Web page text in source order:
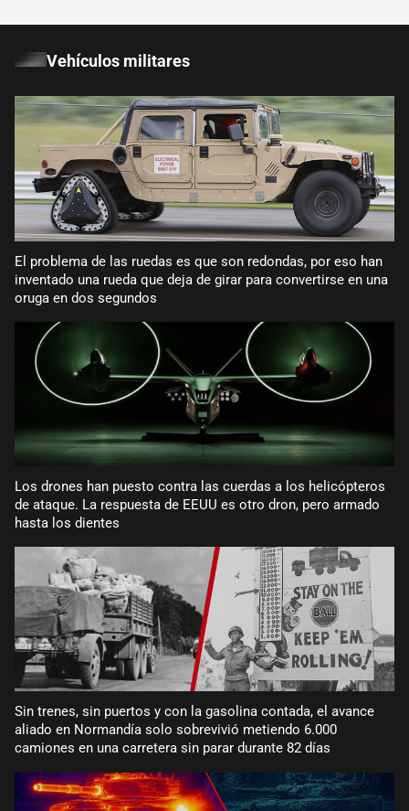
Vehículos militares
El problema de las ruedas es que son redondas, por eso han
inventado una rueda que deja de girar para convertirse en una
oruga en dos segundos
Los drones han puesto contra las cuerdas a los helicópteros
de ataque. La respuesta de EEUU es otro dron, pero armado
hasta los dientes
Sin trenes, sin puertos y con la gasolina contada, el avance
aliado en Normandía solo sobrevivió metiendo 6.000
camiones en una carretera sin parar durante 82 días